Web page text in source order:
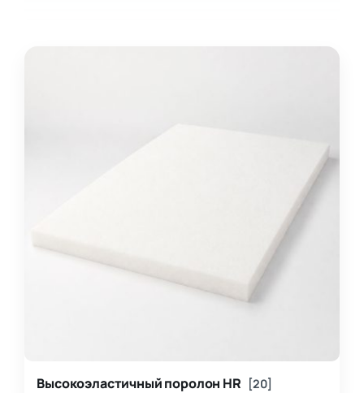
Высокоэластичный поролон HR [20]